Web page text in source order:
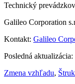
Technický
Galileo Corporation
Kontakt: Galileo
Posledná
Zmena vzhľadu,